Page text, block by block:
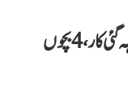
مدھیہ پردیش: راج گڑھ میں سیلابی پانی میں بہہ گئی کار، 4 بچوں